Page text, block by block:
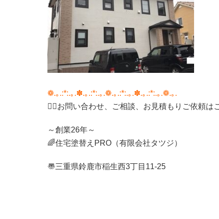
❁.｡.:*:.｡.✽.｡.:*:.｡.❁.｡.:*:.｡.✽.｡.:*:.｡.❁.｡.
💁‍♀️お問い合わせ、ご相談、お見積もりご依頼は
～創業26年～
🌈住宅塗替え PRO（有限会社タツジ）
〠三重県鈴鹿市稲生西3丁目 11-25